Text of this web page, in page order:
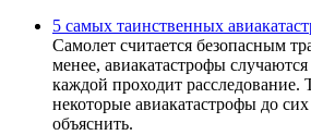
5 самых таинственных
Самолет считается безопасным
менее, авиакатастрофы
каждой проходит расследование.
некоторые авиакатастрофы до
объяснить.